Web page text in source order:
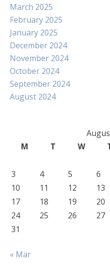
March 2025
February 2025
January 2025
December 2024
November 2024
October 2024
September 2024
August 2024
M
T W
3
4 5 6
10
11 12 13
17
18 19 20
24
25 26 27
31
« Mar